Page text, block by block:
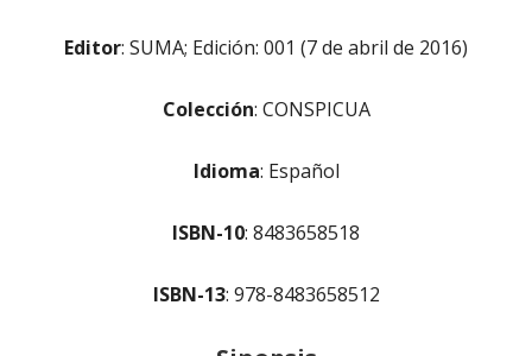
Editor: SUMA; Edición: 001 (7 de abril de 2016)
Colección: CONSPICUA
Idioma: Español
ISBN-10: 8483658518
ISBN-13: 978-8483658512